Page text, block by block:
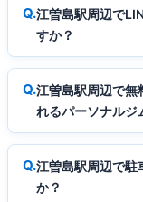
江曽島駅周辺で
すか？
江曽島駅周辺で無
れるパーソナルジ
江曽島駅周辺で駐
か？